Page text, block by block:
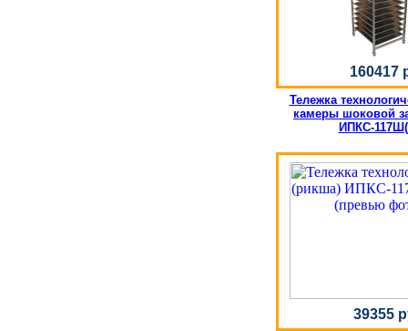
160417
Тележка
камеры шоковой
ИПКС-
39355